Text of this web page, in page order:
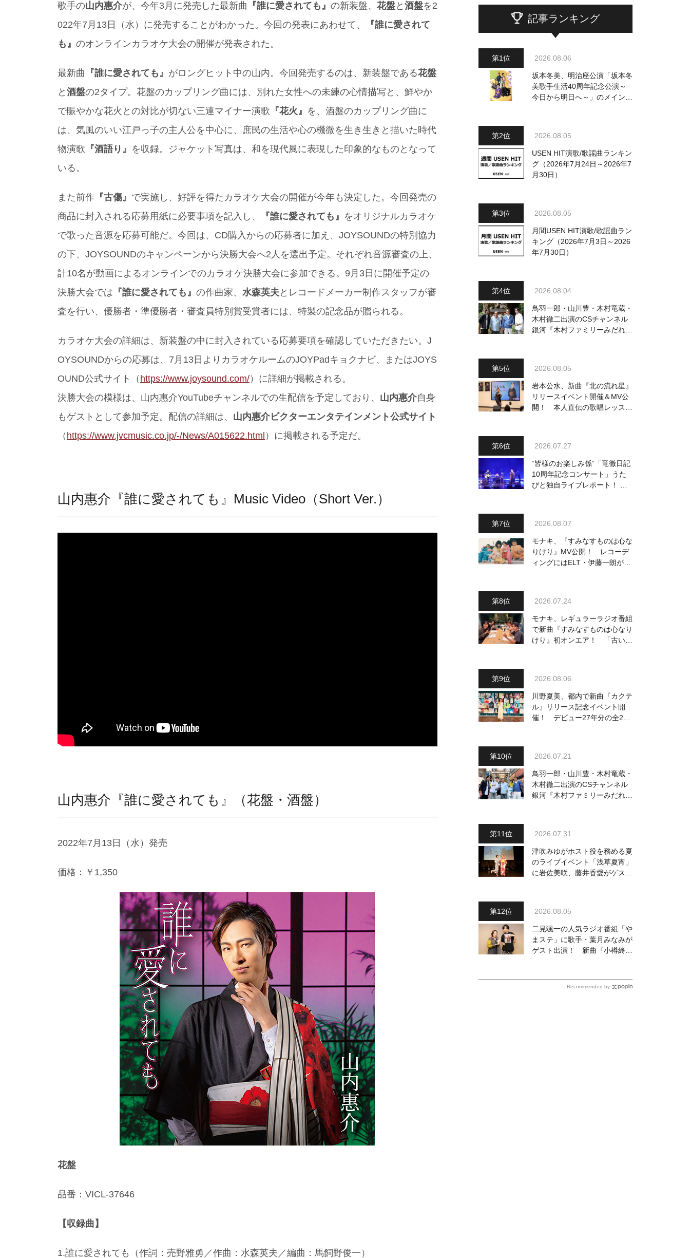
歌手の山内惠介が、今年3月に発売した最新曲 『誰に愛されても』 の新装盤、 花盤と 酒盤を2
022年7月13日（水）に発売することがわかった。今回の発表にあわせて、
『誰に愛されて
も』 のオンラインカラオケ大会の開催が発表された。
最新曲 『誰に愛されても』 がロングヒット中の山内。今回発売するのは、新装盤である花盤
と 酒盤の2タイプ。花盤のカップリング曲には、別れた女性への未練の心情描写と、鮮やか
で賑やかな花火との対比が切ない三連マイナー演歌 『花火』 を、酒盤のカップリング曲に
は、気風のいい江戸っ子の主人公を中心に、庶民の生活や心の機微を生き生きと描いた時代
物演歌 『酒語り』 を収録。ジャケット写真は、和を現代風に表現した印象的なものとなって
いる。
また前作 『古傷』 で実施し、好評を得たカラオケ大会の開催が今年も決定した。今回発売の
商品に封入される応募用紙に必要事項を記入し、
『誰に愛されても』 をオリジナルカラオケ
で歌った音源を応募可能だ。今回は、CD購入からの応募者に加え、JOYSOUNDの特別協力
の下、JOYSOUNDのキャンペーンから決勝大会へ2人を選出予定。それぞれ音源審査の上、
計10名が動画によるオンラインでのカラオケ決勝大会に参加できる。9月3日に開催予定の
決勝大会では 『誰に愛されても』 の作曲家、 水森英夫とレコードメーカー制作スタッフが審
査を行い、優勝者・準優勝者・審査員特別賞受賞者には、特製の記念品が贈られる。
カラオケ大会の詳細は、新装盤の中に封入されている応募要項を確認していただきたい。J
OYSOUNDからの応募は、7月13日よりカラオケルームのJOYPadキョクナビ、またはJOYS
OUND公式サイト（ https://www.joysound.com/）に詳細が掲載される。
決勝大会の模様は、山内惠介YouTubeチャンネルでの生配信を予定しており、 山内惠介自身
もゲストとして参加予定。配信の詳細は、 山内惠介ビクターエンタテインメント公式サイト
（ https://www.jvcmusic.co.jp/-/News/A015622.html ）に掲載される予定だ。
山内惠介『誰に愛されても』Music Video（Short Ver.）
山内惠介『誰に愛されても』（花盤・酒盤）
2022年7月13日（水）発売
価格：￥1,350
花盤
品番：VICL-37646
【収録曲】
1.誰に愛されても（作詞：売野雅勇／作曲：水森英夫／編曲：馬飼野俊一）
記事ランキング
2026.08.06
坂本冬美、明治座公演「坂本冬
美歌手生活40周年記念公演～
今日から明日へ～」のメインビ
2026.08.05
USEN HIT演歌/歌謡曲ランキン
グ（2026年7月24日～2026年7
月30日）
2026.08.05
月間USEN HIT演歌/歌謡曲ラン
キング（2026年7月3日～2026
年7月30日）
2026.08.04
鳥羽一郎・山川豊・木村竜蔵・
木村徹二出演のCSチャンネル
銀河『木村ファミリーみだれ旅
2026.08.05
岩本公水、新曲『北の流れ星』
リリースイベント開催＆MV公
開！ 本人直伝の歌唱レッスン
2026.07.27
“皆様のお楽しみ係”「竜徹日記
10周年記念コンサート」うた
びと独自ライブレポート！ 即
2026.08.07
モナキ、『すみなすものは心な
りけり』MV公開！ レコーデ
ィングにはELT・伊藤一朗がリ
2026.07.24
モナキ、レギュラーラジオ番組
で新曲『すみなすものは心なり
けり』初オンエア！ 「古い言
2026.08.06
川野夏美、都内で新曲『カクテ
ル』リリース記念イベント開
催！ デビュー27年分の全280
2026.07.21
鳥羽一郎・山川豊・木村竜蔵・
木村徹二出演のCSチャンネル
銀河『木村ファミリーみだれ旅
2026.07.31
津吹みゆがホスト役を務める夏
のライブイベント「浅草夏宵」
に岩佐美咲、藤井香愛がゲスト
2026.08.05
二見颯一の人気ラジオ番組「や
まステ」に歌手・葉月みなみが
ゲスト出演！ 新曲『小樽終着
Recommended by